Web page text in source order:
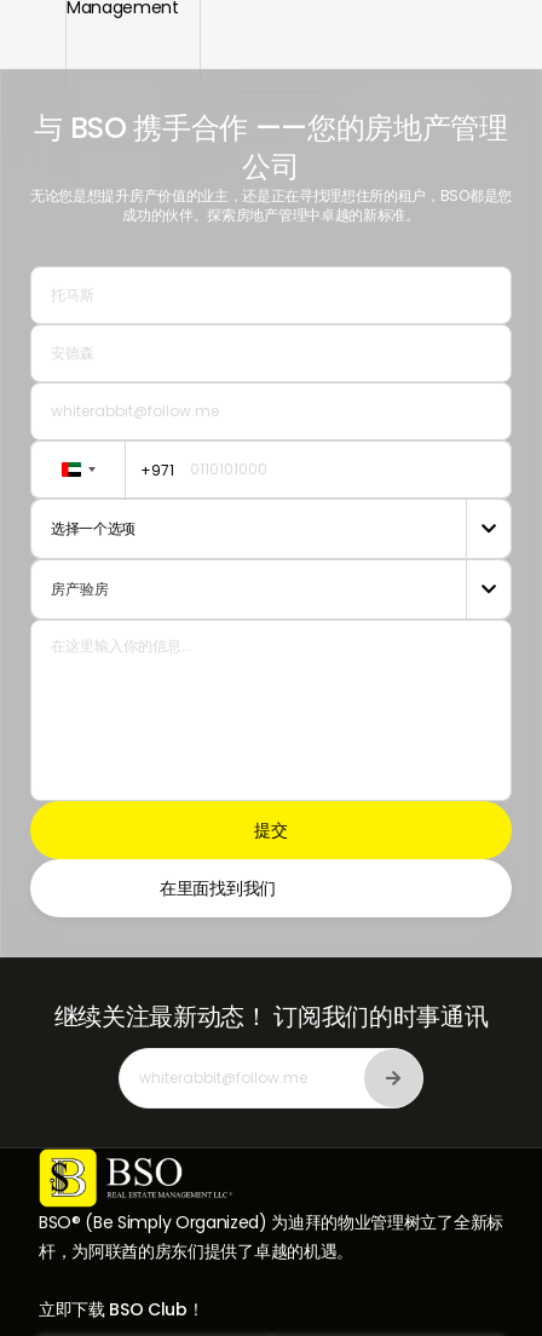
与 BSO 携手合作 ——您的房地产管理
公司
无论您是想提升房产价值的业主，还是正在寻找理想住所的租户，BSO都是您
成功的伙伴。探索房地产管理中卓越的新标准。
United
Arab
Emirates
+971
+971
选择一个选项 

在里面找到我们
BSO® (Be Simply Organized) 为迪拜的物业管理树立了全新标
杆，为阿联酋的房东们提供了卓越的机遇。
立即下载 BSO Club！
继续关注最新动态！ 订阅我们的时事通讯